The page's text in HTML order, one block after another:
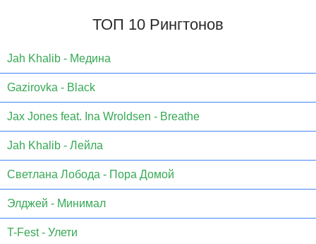
ТОП 10 Рингтонов
Jаh Khаlib - Медина
Gazirovka - Black
Jax Jones feat. Ina Wroldsen - Breathe
Jah Khalib - Лейла
Светлана Лобода - Пора Домой
Элджей - Минимал
T-Fest - Улети